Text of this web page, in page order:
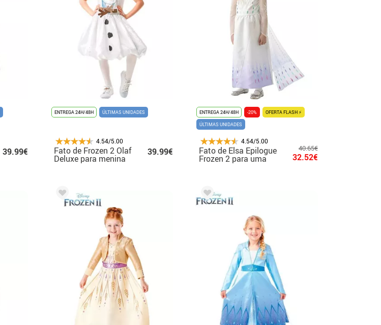
39.99€
ENTREGA 24H/48H ÚLTIMAS UNIDADES
4.54/5.00
Fato de Frozen 2 Olaf
Deluxe para menina
39.99€
ENTREGA 24H/48H -20%
OFERTA FLASH ⚡
ÚLTIMAS UNIDADES
4.54/5.00
Fato de Elsa Epilogue
Frozen 2 para uma
40.65€
32.52€